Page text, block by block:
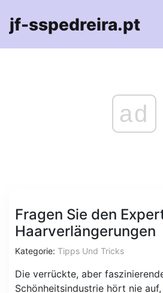
jf-sspedreira.pt
ad
Fragen Sie den
Haarverlängerungen
Kategorie: Tipps Und Tricks
Die verrückte, aber
Schönheitsindustrie hört nie